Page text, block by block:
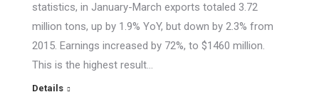
statistics, in January-March exports totaled 3.72
million tons, up by 1.9% YoY, but down by 2.3% from
2015. Earnings increased by 72%, to $1460 million.
This is the highest result…
Details